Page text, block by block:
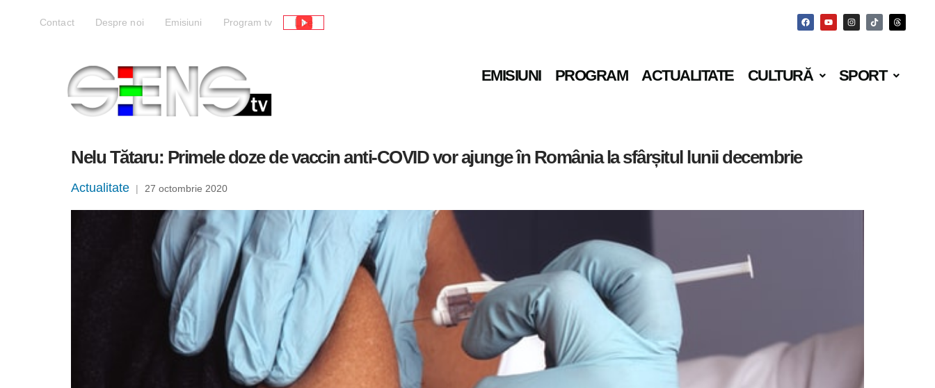
Contact Despre noi Emisiuni Program tv Live
EMISIUNI PROGRAM ACTUALITATE CULTURĂ SPORT
Nelu Tătaru: Primele doze de vaccin anti-COVID vor ajunge în România la sfârșitul lunii decembrie
Actualitate | 27 octombrie 2020